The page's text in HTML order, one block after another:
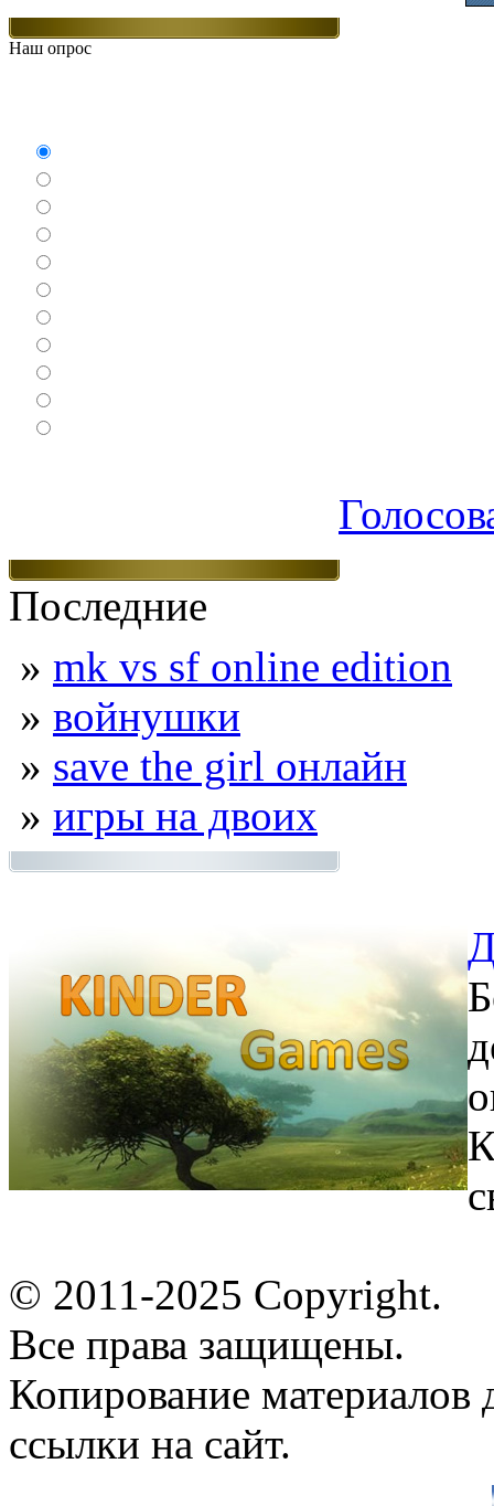
Наш опрос
Последние
» mk vs sf online edition
» войнушки
» save the girl онлайн
» игры на двоих
© 2011-2025 Copyright.
Все права защищены.
Копирование материалов
ссылки на сайт.